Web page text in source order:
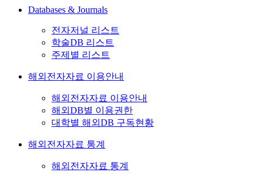
Databases & Journals
전자저널 리스트
학술DB 리스트
주제별 리스트
해외전자자료 이용안내
해외전자자료 이용안내
해외DB별 이용권한
대학별 해외DB 구독현황
해외전자자료 통계
해외전자자료 통계